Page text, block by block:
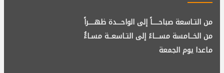
من التـاسعة صباحــــاً إلى الواحـــدة ظهــــراً
من الخــامسة مســـاءً إلى التـاسعــة مسـاءًُ
ماعدا يوم الجمعة